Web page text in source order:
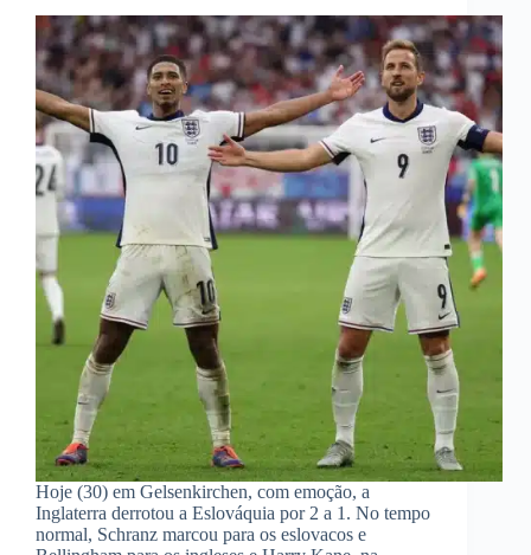
Hoje (30) em Gelsenkirchen, com emoção, a
Inglaterra derrotou a Eslováquia por 2 a 1. No tempo
normal, Schranz marcou para os eslovacos e